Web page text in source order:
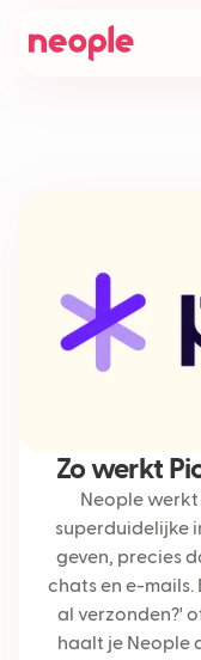
Zo werkt
Neople werkt
superduidelijke
geven, precies
chats en e-mails.
al verzonden?'
haalt je Neople